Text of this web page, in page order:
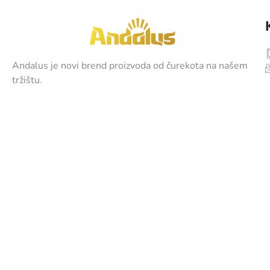
Andalus je novi brend proizvoda od čurekota na našem
tržištu.